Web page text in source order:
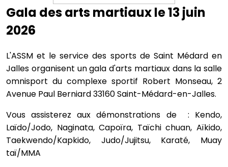
Gala des arts martiaux le 13 juin
2026
L'ASSM et le service des sports de Saint Médard en
Jalles organisent un gala d'arts martiaux dans la salle
omnisport du complexe sportif Robert Monseau, 2
Avenue Paul Berniard 33160 Saint-Médard-en-Jalles.
Vous assisterez aux démonstrations de : Kendo,
Laïdo/Jodo, Naginata, Capoïra, Taïchi chuan, Aïkido,
Taekwendo/Kapkido, Judo/Jujitsu, Karaté, Muay
taï/MMA